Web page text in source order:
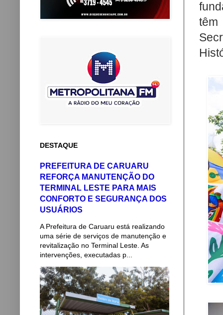
DESTAQUE
PREFEITURA DE CARUARU
REFORÇA MANUTENÇÃO DO
TERMINAL LESTE PARA MAIS
CONFORTO E SEGURANÇA DOS
USUÁRIOS
A Prefeitura de Caruaru está realizando
uma série de serviços de manutenção e
revitalização no Terminal Leste. As
intervenções, executadas p...